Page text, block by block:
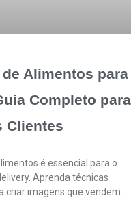
Alimentos para
Completo para
Clientes
é essencial para o
Aprenda técnicas
criar imagens que vendem.